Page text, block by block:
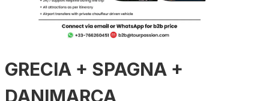
GRECIA + SPAGNA +
DANIMARCA